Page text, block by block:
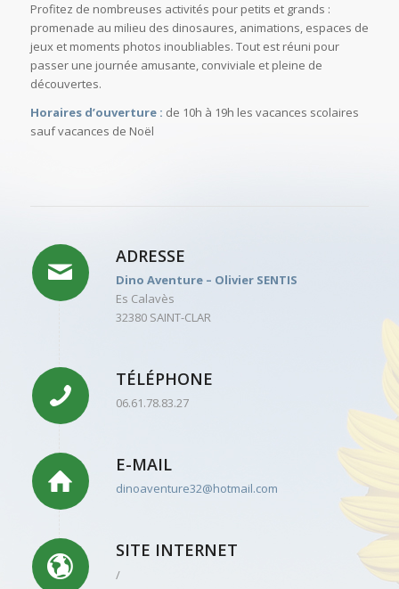
Profitez de nombreuses activités pour petits et grands :
promenade au milieu des dinosaures, animations, espaces de
jeux et moments photos inoubliables. Tout est réuni pour
passer une journée amusante, conviviale et pleine de
découvertes.
Horaires d’ouverture : de 10h à 19h les vacances scolaires
sauf vacances de Noël
ADRESSE
Dino Aventure – Olivier SENTIS
Es Calavès
32380 SAINT-CLAR
TÉLÉPHONE
06.61.78.83.27
E-MAIL
dinoaventure32@hotmail.com
SITE INTERNET
/